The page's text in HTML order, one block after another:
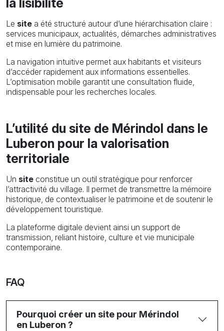
la lisibilité
Le site a été structuré autour d’une hiérarchisation claire :
services municipaux, actualités, démarches administratives
et mise en lumière du patrimoine.
La navigation intuitive permet aux habitants et visiteurs
d’accéder rapidement aux informations essentielles.
L’optimisation mobile garantit une consultation fluide,
indispensable pour les recherches locales.
L’utilité du site de Mérindol dans le
Luberon pour la valorisation
territoriale
Un site constitue un outil stratégique pour renforcer
l’attractivité du village. Il permet de transmettre la mémoire
historique, de contextualiser le patrimoine et de soutenir le
développement touristique.
La plateforme digitale devient ainsi un support de
transmission, reliant histoire, culture et vie municipale
contemporaine.
FAQ
Pourquoi créer un site pour Mérindol
en Luberon ?